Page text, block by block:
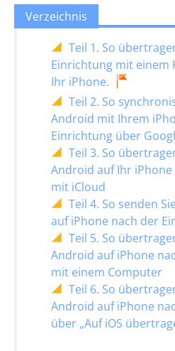
Verzeichnis
Teil 1. So
Einrichtung mit einem
Ihr iPhone.
Teil 2. So
Android mit Ihrem
Einrichtung über
Teil 3. So
Android auf Ihr
mit iCloud
Teil 4. So senden
auf iPhone nach der
Teil 5. So
Android auf iPhone
mit einem Computer
Teil 6. So
Android auf iPhone
über „Auf iOS